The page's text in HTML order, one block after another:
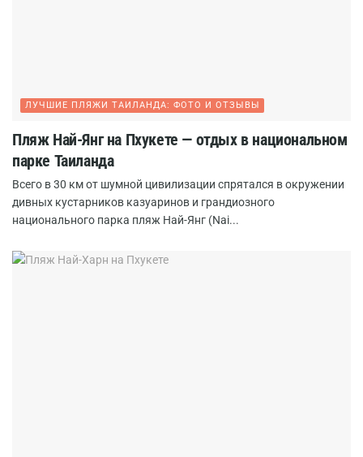
ЛУЧШИЕ ПЛЯЖИ ТАИЛАНДА: ФОТО И ОТЗЫВЫ
Пляж Най-Янг на Пхукете — отдых в национальном
парке Таиланда
Всего в 30 км от шумной цивилизации спрятался в окружении
дивных кустарников казуаринов и грандиозного
национального парка пляж Най-Янг (Nai...